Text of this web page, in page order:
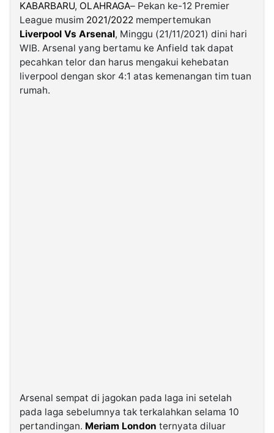
Kabarbaru.co
2026
Kabarbaru
KABARBARU, OLAHRAGA– Pekan ke-12 Premier
League musim 2021/2022 mempertemukan
Liverpool Vs Arsenal, Minggu (21/11/2021) dini hari
WIB. Arsenal yang bertamu ke Anfield tak dapat
pecahkan telor dan harus mengakui kehebatan
liverpool dengan skor 4:1 atas kemenangan tim tuan
rumah.
Arsenal sempat di jagokan pada laga ini setelah
pada laga sebelumnya tak terkalahkan selama 10
pertandingan. Meriam London ternyata diluar